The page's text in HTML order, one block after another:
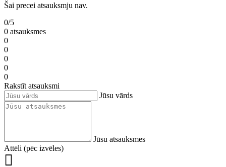
Šai precei atsauksmju nav.
0/5
0 atsauksmes
0
0
0
0
0
Rakstīt atsauksmi
Jūsu vārds
Jūsu atsauksmes
Attēli (pēc izvēles)